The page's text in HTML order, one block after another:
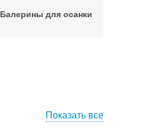
Балерины для осанки
Показать все